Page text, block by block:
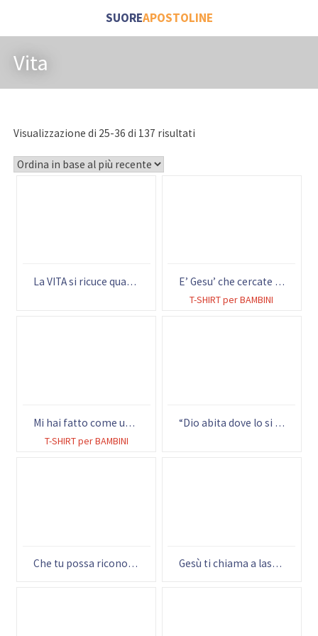
SUOREAPOSTOLINE
Vita
Visualizzazione di 25-36 di 137 risultati
La VITA si ricuce quando QUALCUNO TI CHIAMA E’ Gesu’ che cercate quando sognate la Felicità
T-SHIRT per BAMBINI
Mi hai fatto come un prodigio
T-SHIRT per BAMBINI
“Dio abita dove lo si lascia entrare” (M. Buber)
Che tu possa riconoscere qual è quella PAROLA che Dio desidera dire al mondo con la tua vita. (papa Francesco) Gesù ti chiama a lasciare la tua IMPRONTA… (papa Francesco)